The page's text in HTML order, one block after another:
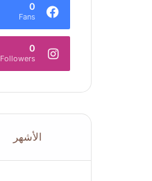
0
Fans
0
Followers
الأشهر